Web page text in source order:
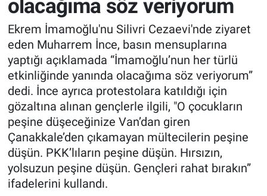
olacağıma söz veriyorum
Ekrem İmamoğlu'nu Silivri Cezaevi'nde ziyaret
eden Muharrem İnce, basın mensuplarına
yaptığı açıklamada “İmamoğlu’nun her türlü
etkinliğinde yanında olacağıma söz veriyorum”
dedi. İnce ayrıca protestolara katıldığı için
gözaltına alınan gençlerle ilgili, "O çocukların
peşine düşeceğinize Van’dan giren
Çanakkale’den çıkamayan mültecilerin peşine
düşün. PKK’lıların peşine düşün. Hırsızın,
yolsuzun peşine düşün. Gençleri rahat bırakın”
ifadelerini kullandı.
Doğa Konuşuyor
Dünya
Ege Saati
Ege'den Esintiler
Eğitim
Eğlence
Ekonomi
Sağlık
Spor
Yayın Akışı
İletişim
Tüm Manşetler
Son Dakika Haberleri
Haber Arşivi